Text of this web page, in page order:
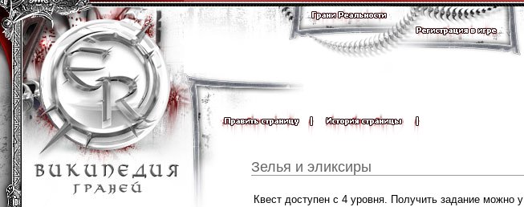
Зелья и эликсиры
Квест доступен с 4 уровня. Получить задание можно у